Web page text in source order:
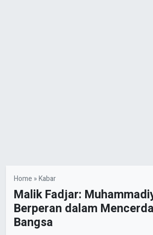
Home »Kabar
Malik Fadjar:
Berperan dalam
Bangsa